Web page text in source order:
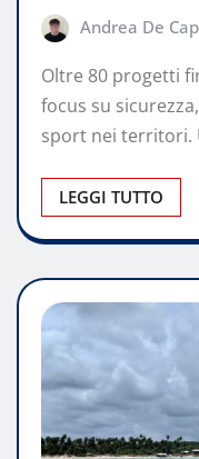
Andrea De
Oltre 80 progetti
focus su
sport nei territori.
LEGGI TUTTO